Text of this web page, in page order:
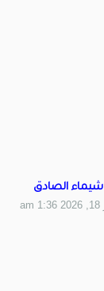
شيماء الصادق